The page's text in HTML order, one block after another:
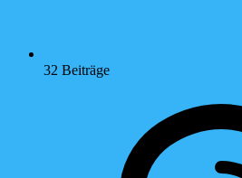
32 Beiträge